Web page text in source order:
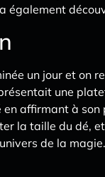
également
un jour et
une
affirmant à
la taille du dé,
de la magie.